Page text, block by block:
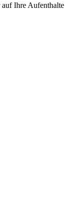
auf Ihre Aufenthalte